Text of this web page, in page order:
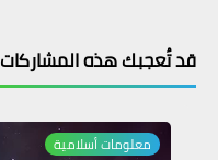
قد تُعجبك هذه المشاركات
معلومات أسلامية